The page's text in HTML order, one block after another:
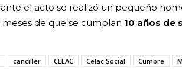
el acto se realizó un pequeño
meses de que se cumplan 10 años de
canciller CELAC Celac Social Cumbre